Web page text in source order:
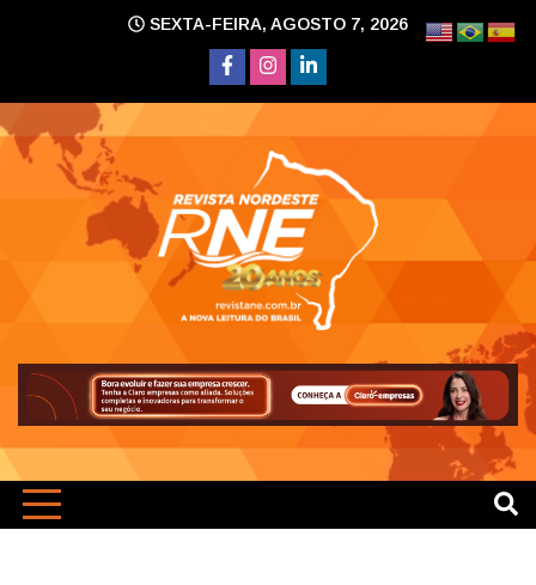
SEXTA-FEIRA, AGOSTO 7, 2026